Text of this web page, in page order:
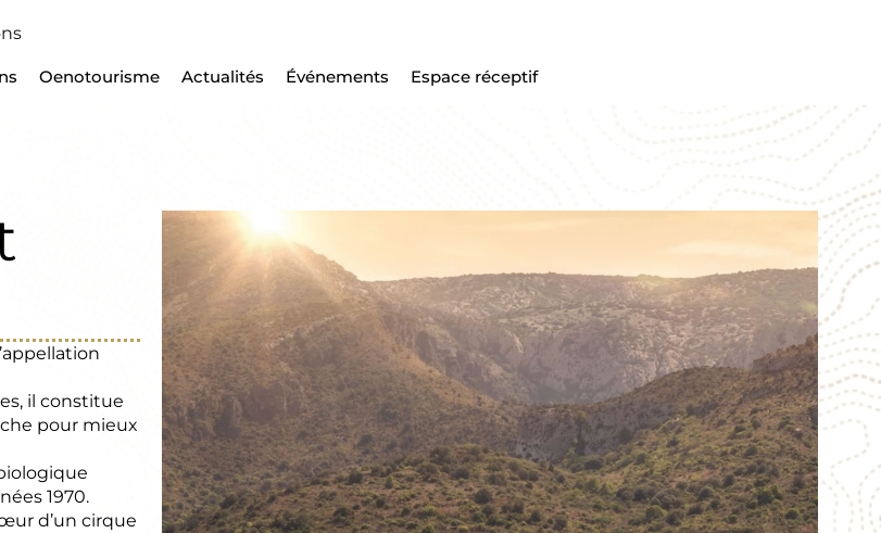
Oenotourisme Actualités Événements Espace réceptif
il constitue
pour mieux
1970.
d’un cirque